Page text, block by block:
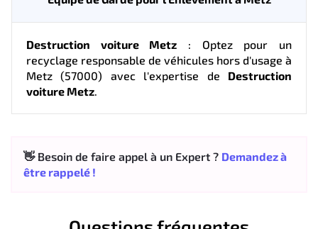
Destruction voiture Metz : Optez pour un
recyclage responsable de véhicules hors d'usage à
Metz (57000) avec l'expertise de Destruction
voiture Metz.
👋 Besoin de faire appel à un Expert ? Demandez à
être rappelé !